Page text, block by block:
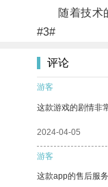
随着技术的
#3#
评论
游客
这款游戏的剧情非
2024-04-05
游客
这款app的售后服